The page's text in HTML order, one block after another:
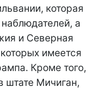
которая
а
и Северная
имеется
Кроме того,
штате Мичиган,